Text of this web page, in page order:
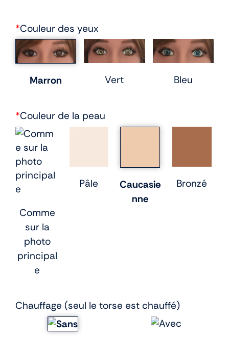
*Couleur des yeux
Marron Vert Bleu
*Couleur de la peau
Comme
sur la
photo
principal
e
Pâle
Caucasie
nne
Bronzé
Chauffage (seul le torse est chauffé)